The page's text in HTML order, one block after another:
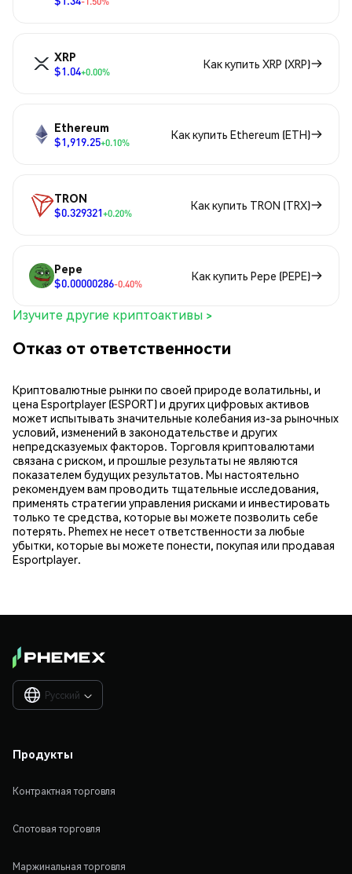
XRP
$1.04+0.00%
Как купить XRP (XRP)
Ethereum
$1,919.25+0.10%
Как купить Ethereum (ETH)
TRON
$0.329321+0.20%
Как купить TRON (TRX)
Pepe
$0.00000286-0.40%
Как купить Pepe (PEPE)
Изучите другие криптоактивы >
Отказ от ответственности
Криптовалютные рынки по своей природе волатильны, и
цена Esportplayer (ESPORT) и других цифровых активов
может испытывать значительные колебания из-за рыночных
условий, изменений в законодательстве и других
непредсказуемых факторов. Торговля криптовалютами
связана с риском, и прошлые результаты не являются
показателем будущих результатов. Мы настоятельно
рекомендуем вам проводить тщательные исследования,
применять стратегии управления рисками и инвестировать
только те средства, которые вы можете позволить себе
потерять. Phemex не несет ответственности за любые
убытки, которые вы можете понести, покупая или продавая
Esportplayer.
Русский 
Продукты
Контрактная торговля
Спотовая торговля
Маржинальная торговля